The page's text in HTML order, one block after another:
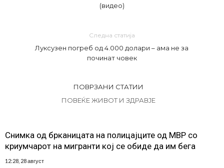
(видео)
Следна статија
Луксузен погреб од 4.000 долари – ама не за
починат човек
ПОВРЗАНИ СТАТИИ
ПОВЕЌЕ ЖИВОТ И ЗДРАВЈЕ
Снимка од брканицата на полицајците од МВР со
криумчарот на мигранти кој се обиде да им бега
12:28, 28 август